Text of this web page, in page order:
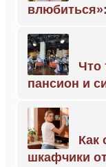
Что
пансион и
Как
шкафчики